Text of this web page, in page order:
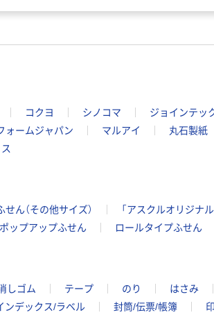
コクヨ シノコマ ジョインテッ
ォームジャパン マルアイ 丸石製紙
せん（その他サイズ） 「アスクルオリジナ
ポップアップふせん ロールタイプふせん
しゴム テープ のり はさみ
ンデックス/ラベル 封筒/伝票/帳簿